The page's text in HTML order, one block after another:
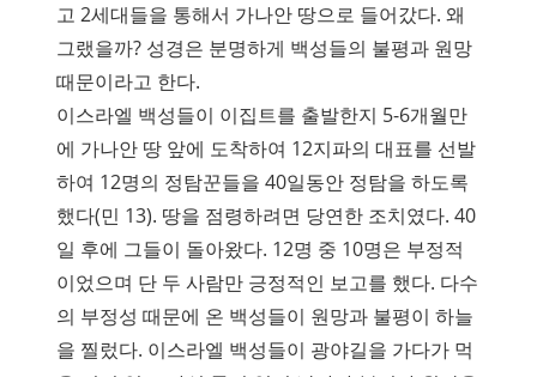
고 2세대들을 통해서 가나안 땅으로 들어갔다. 왜
그랬을까? 성경은 분명하게 백성들의 불평과 원망
때문이라고 한다.
이스라엘 백성들이 이집트를 출발한지 5-6개월만
에 가나안 땅 앞에 도착하여 12지파의 대표를 선발
하여 12명의 정탐꾼들을 40일동안 정탐을 하도록
했다(민 13). 땅을 점령하려면 당연한 조치였다. 40
일 후에 그들이 돌아왔다. 12명 중 10명은 부정적
이었으며 단 두 사람만 긍정적인 보고를 했다. 다수
의 부정성 때문에 온 백성들이 원망과 불평이 하늘
을 찔렀다. 이스라엘 백성들이 광야길을 가다가 먹